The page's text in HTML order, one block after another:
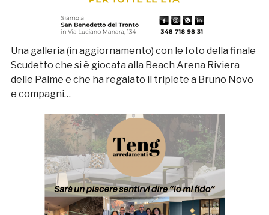
Una galleria (in aggiornamento) con le foto della finale
Scudetto che si è giocata alla Beach Arena Riviera
delle Palme e che ha regalato il triplete a Bruno Novo
e compagni…